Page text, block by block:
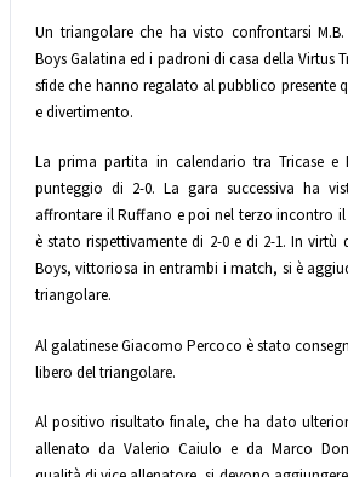
Un triangolare che ha visto confrontarsi
Boys Galatina ed i padroni di casa della Virtus
sfide che hanno regalato al pubblico presente
e divertimento.
La prima partita in calendario tra Tricase e
punteggio di 2-0. La gara successiva ha
affrontare il Ruffano e poi nel terzo incontro il
è stato rispettivamente di 2-0 e di 2-1. In virtù
Boys, vittoriosa in entrambi i match, si è
triangolare.
Al galatinese Giacomo Percoco è stato
libero del triangolare.
Al positivo risultato finale, che ha dato
allenato da Valerio Caiulo e da Marco